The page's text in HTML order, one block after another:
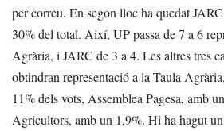
per correu. En segon lloc ha quedat
30% del total. Així, UP passa de 7 a 6
Agrària, i JARC de 3 a 4. Les altres tres
obtindran representació a la Taula
11% dels vots, Assemblea Pagesa, amb
Agricultors, amb un 1,9%. Hi ha hagut